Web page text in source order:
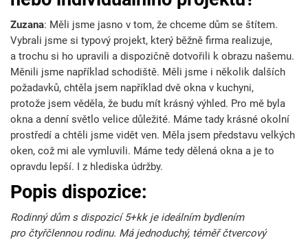
Zuzana: Měli jsme jasno v tom, že chceme dům se štítem.
Vybrali jsme si typový projekt, který běžně firma realizuje,
a trochu si ho upravili a dispozičně dotvořili k obrazu našemu.
Měnili jsme například schodiště. Měli jsme i několik dalších
požadavků, chtěla jsem například dvě okna v kuchyni,
protože jsem věděla, že budu mít krásný výhled. Pro mě byla
okna a denní světlo velice důležité. Máme tady krásné okolní
prostředí a chtěli jsme vidět ven. Měla jsem představu velkých
oken, což mi ale vymluvili. Máme tedy dělená okna a je to
opravdu lepší. I z hlediska údržby.
Popis dispozice:
Rodinný dům s dispozicí 5+kk je ideálním bydlením
pro čtyřčlennou rodinu. Má jednoduchý, téměř čtvercový